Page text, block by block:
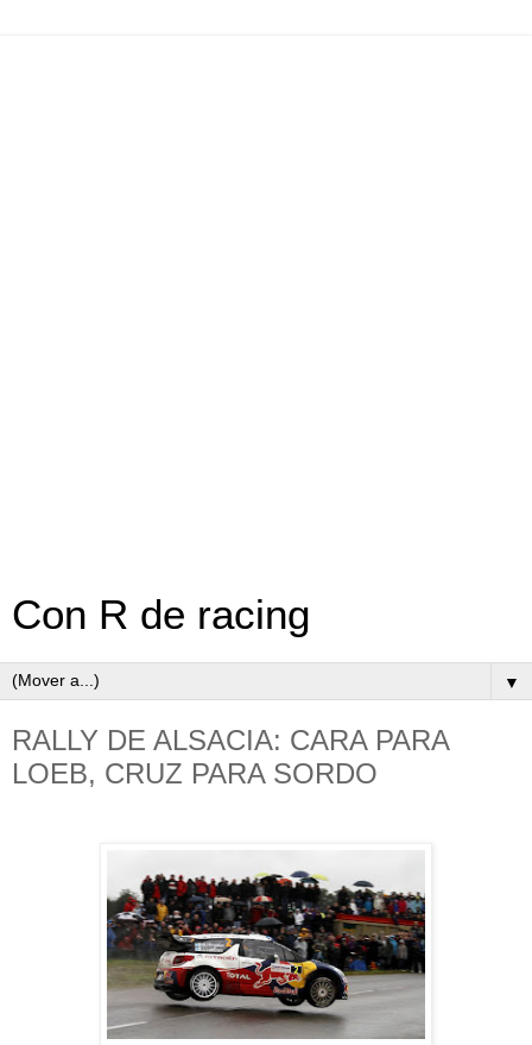
Con R de racing
▼
RALLY DE ALSACIA: CARA PARA
LOEB, CRUZ PARA SORDO